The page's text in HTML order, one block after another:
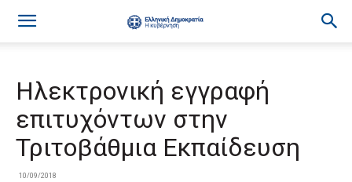
Ηλεκτρονική εγγραφή
επιτυχόντων στην
Τριτοβάθμια Εκπαίδευση
10/09/2018